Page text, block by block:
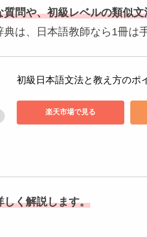
問や、初級レベルの類似
は、日本語教師なら1冊は
初級日本語文法と教え方のポ
楽天市場で見る
しく解説します。